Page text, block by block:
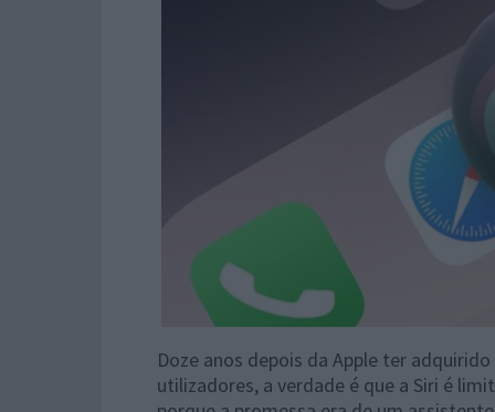
Doze anos depois da Apple ter
utilizadores, a verdade é que a Siri é